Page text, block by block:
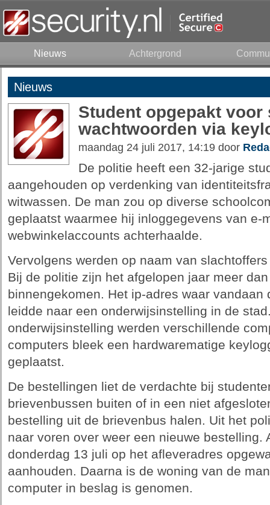
Nieuws Achtergrond
Nieuws
Student opgepakt voor
wachtwoorden via
maandag 24 juli 2017, 14:19 door
De politie heeft een 32-jarige
aangehouden op verdenking van
witwassen. De man zou op diverse
geplaatst waarmee hij inloggegevens van e-
webwinkelaccounts achterhaalde.
Vervolgens werden op naam van
Bij de politie zijn het afgelopen jaar meer
binnengekomen. Het ip-adres waar
leidde naar een onderwijsinstelling in de
onderwijsinstelling werden verschillende
computers bleek een hardwarematige
geplaatst.
De bestellingen liet de verdachte bij
brievenbussen buiten of in een niet
bestelling uit de brievenbus halen. Uit het
naar voren over weer een nieuwe bestelling.
donderdag 13 juli op het afleveradres
aanhouden. Daarna is de woning van de
computer in beslag is genomen.